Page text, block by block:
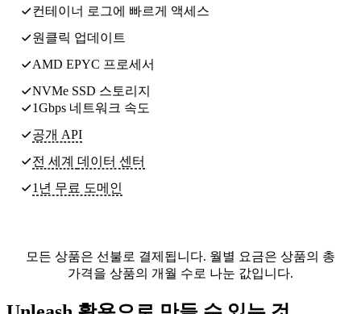
컨테이너 로그에 빠르게 액세스
원클릭 업데이트
AMD EPYC 프로세서
NVMe SSD 스토리지
1Gbps 네트워크 속도
공개 API
전 세계 데이터 센터
1년 무료 도메인
모든 상품은 선불로 결제됩니다. 월별 요금은 상품의 총
가격을 상품의 개월 수로 나눈 값입니다.